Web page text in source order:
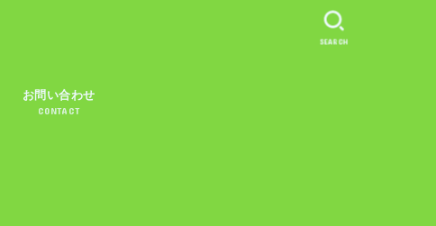
お問い合わせ
CONTACT
SEARCH